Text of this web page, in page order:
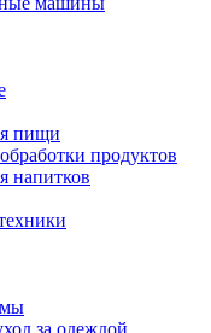
пищи
продуктов
напитков
за одеждой